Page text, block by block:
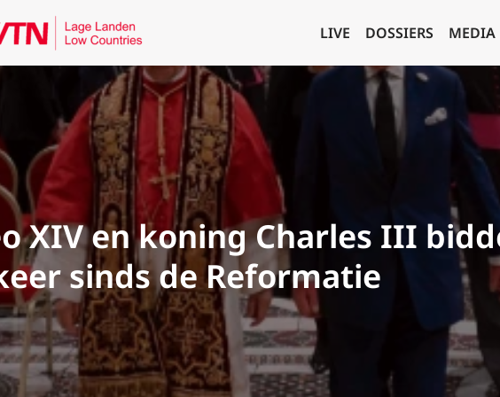
LIVE DOSSIERS MEDIA
XIV en koning Charles III
sinds de Reformatie